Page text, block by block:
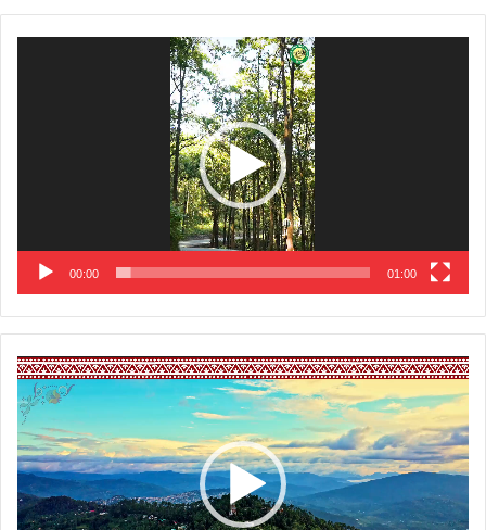
00:00 01:00
Video
Player